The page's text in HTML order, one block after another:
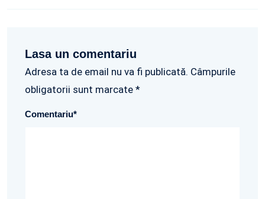
Lasa un comentariu
Adresa ta de email nu va fi publicată. Câmpurile
obligatorii sunt marcate *
Comentariu*